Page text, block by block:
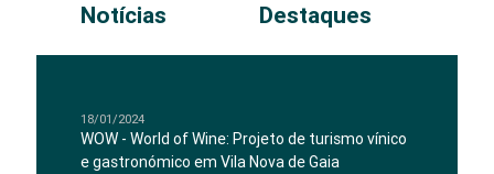
Notícias Destaques
18/01/2024
WOW - World of Wine: Projeto de turismo vínico
e gastronómico em Vila Nova de Gaia